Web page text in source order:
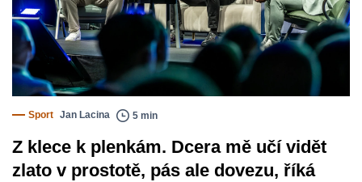
Sport Jan Lacina 5 min
Z klece k plenkám. Dcera mě učí vidět
zlato v prostotě, pás ale dovezu, říká